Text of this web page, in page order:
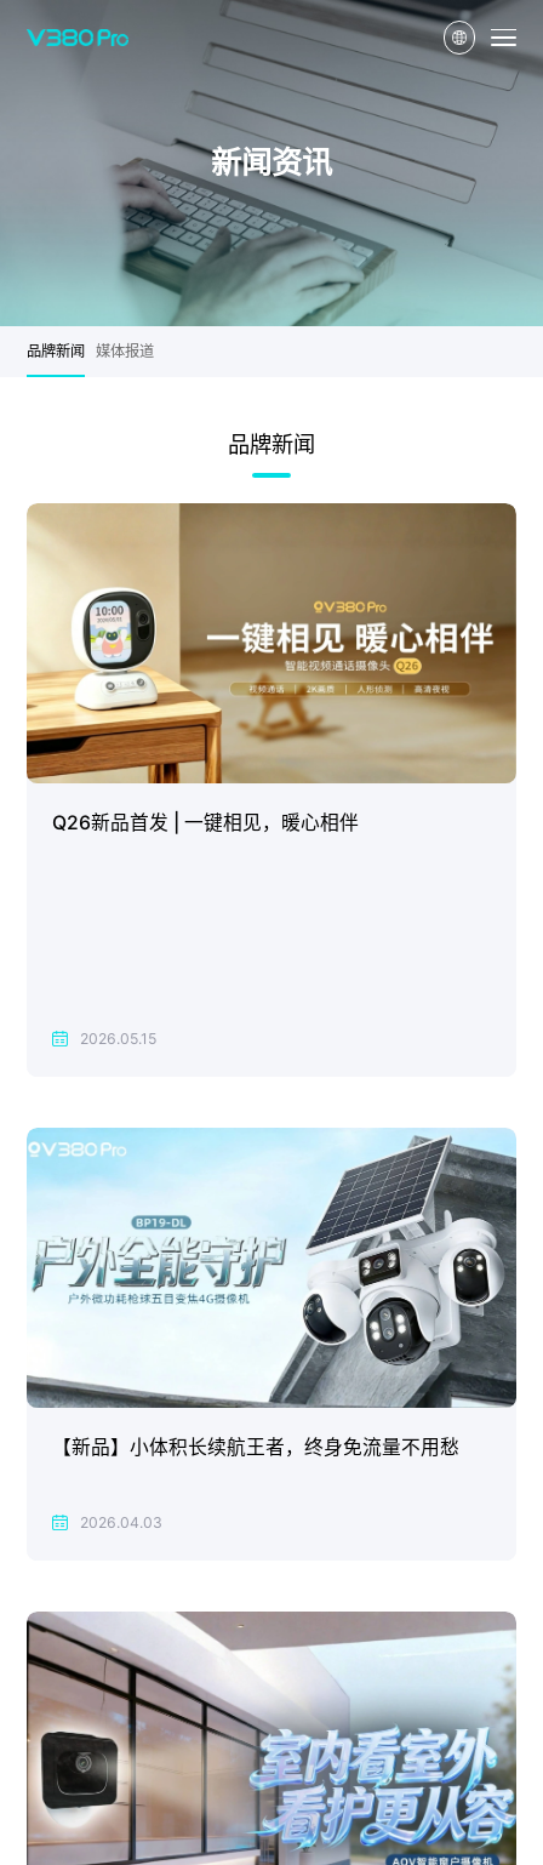
新闻资讯
品牌新闻 媒体报道
品牌新闻
Q26新品首发 | 一键相见，暖心相伴
2026.05.15
【新品】小体积长续航王者，终身免流量不用愁
2026.04.03